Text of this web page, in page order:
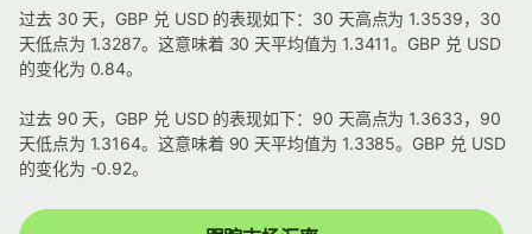
过去 30 天，GBP 兑 USD 的表现如下：30 天高点为 1.3539，30
天低点为 1.3287。这意味着 30 天平均值为 1.3411。GBP 兑 USD
的变化为 0.84。
过去 90 天，GBP 兑 USD 的表现如下：90 天高点为 1.3633，90
天低点为 1.3164。这意味着 90 天平均值为 1.3385。GBP 兑 USD
的变化为 -0.92。